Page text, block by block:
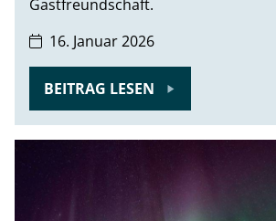
Gastfreundschaft.
16. Januar 2026
BEITRAG LESEN